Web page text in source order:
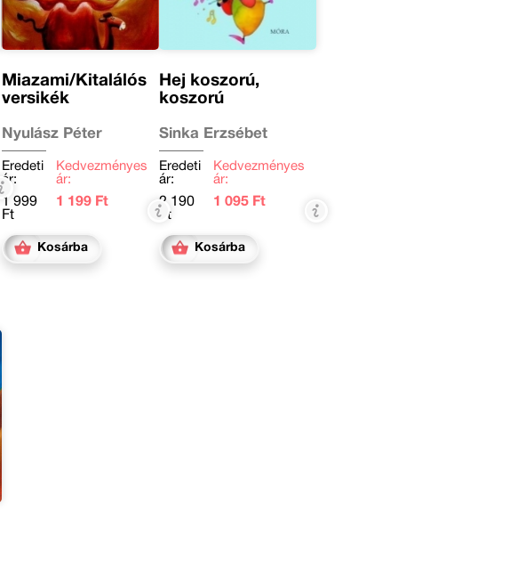
Miazami/Kitalálós
versikék
Nyulász Péter
Eredeti
ár:
1 999
Ft
Kedvezményes
ár:
1 199 Ft
Kosárba
Hej koszorú,
koszorú
Sinka Erzsébet
Eredeti
ár:
2 190
Ft
Kedvezményes
ár:
1 095 Ft
Kosárba